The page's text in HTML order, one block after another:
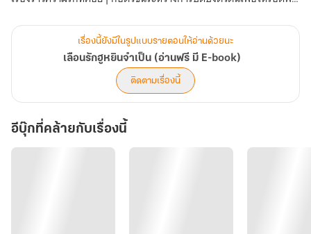
โดยมีเป้าหมายเพียงหนึ่งเดียวคือการเปิดโปงคนชั่วที่อยู่เบื้องหลังความ
เรื่องนี้ยังมีในรูปแบบรายตอนให้อ่านด้วยนะ
เลือนรักฮูหยินจำเป็น (อ่านฟรี มี E-book)
ติดตามเรื่องนี้
อีบุ๊กที่คล้ายกับเรื่องนี้